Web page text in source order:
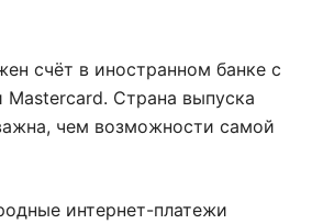
счёт в иностранном банке с
Mastercard. Страна выпуска
чем возможности самой
интернет-платежи